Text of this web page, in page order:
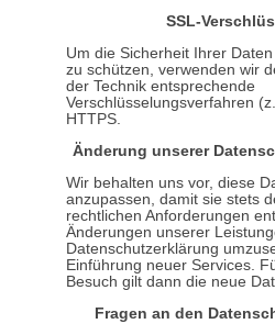
SSL-
Um die Sicherheit Ihrer
zu schützen, verwenden wir
der Technik entsprechende
Verschlüsselungsverfahren
HTTPS.
Änderung unserer
Wir behalten uns vor, diese
anzupassen, damit sie stets
rechtlichen Anforderungen
Änderungen unserer
Datenschutzerklärung
Einführung neuer Services.
Besuch gilt dann die neue
Fragen an den